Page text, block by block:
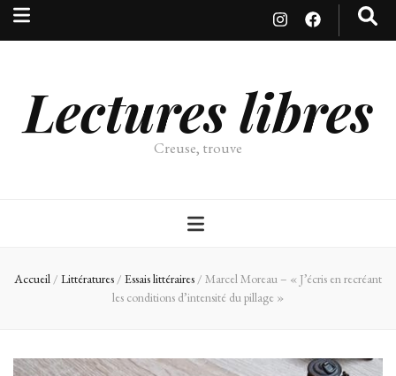
Lectures libres
Creuse, trouve
Accueil / Littératures / Essais littéraires / Marcel Moreau – « J’écris en recréant
les conditions d’intensité du pillage »